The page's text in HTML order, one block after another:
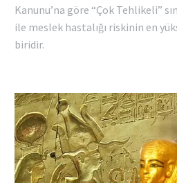
Kanunu’na göre “Çok Tehlikeli”
ile meslek hastalığı riskinin en
biridir.